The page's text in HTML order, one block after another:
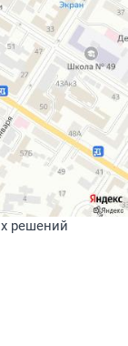
решений